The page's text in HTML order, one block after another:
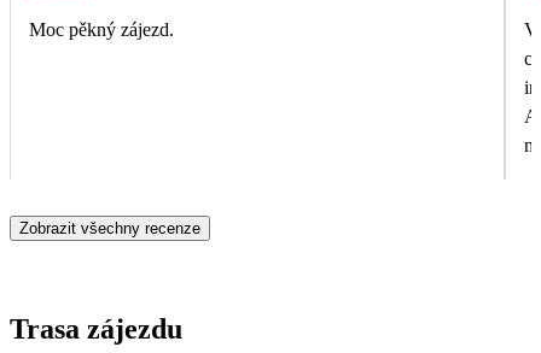
Moc pěkný zájezd.
Zobrazit všechny recenze
Trasa zájezdu